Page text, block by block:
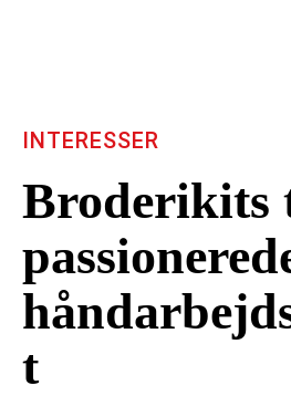
Broderikits
t
INTERESSER